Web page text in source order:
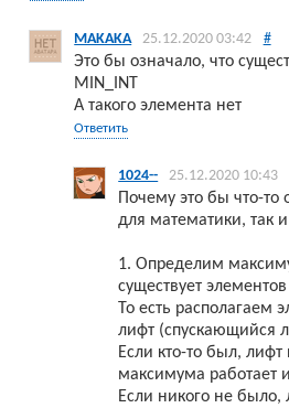
MAKAKA 25.12.2020 03:42 #
Это бы означало, что
MIN_INT
А такого элемента нет
Ответить
1024-- 25.12.2020 10:43
Почему это бы что-
для математики, так
1. Определим
существует
То есть
лифт (спускающийся
Если кто-то был,
максимума работает
Если никого не было,